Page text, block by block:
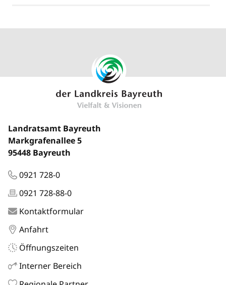
Landratsamt Bayreuth
Markgrafenallee 5
95448 Bayreuth
0921 728-0
0921 728-88-0
Kontaktformular
Anfahrt
Öffnungszeiten
Interner Bereich